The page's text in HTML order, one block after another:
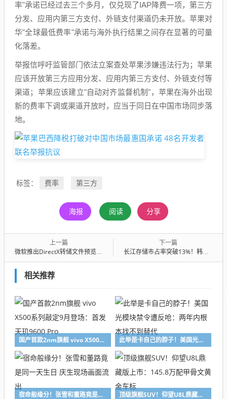
率"承诺已经过去三个多月，仅兑现了IAP降费一项，第三方
分发、应用内第三方支付、外链支付渠道仍未开放。苹果对
华"全球最低费率"承诺与海外执行结果之间存在显著的可量
化落差。
举报信呼吁监管部门依法立案查处苹果涉嫌违法行为；苹果
应该开放第三方应用分发、应用内第三方支付、外链支付等
渠道；苹果应该建立"自动对齐监督机制"，苹果在海外出现
新的费率下调或渠道开放时，应当于同日在中国市场同步落
地。
标签： 费率 第三方
海报 阅读 分享
上一篇
微软推出DirectX转储文件预览版 ：统一诊断英伟达、AMD、英特尔、高通GPU崩溃问题
下一篇
长江存储市占率突破13%！韩国大厂发出警告：中国追兵杀到了
相关推荐
国产首款2nm旗舰 vivo X500系列敲定9月登场：首发天玑9600 Pro 此举是卡自己的脖子！美国光模块禁令遭反呛：两年内根本找不到替代
宿命般缘分！张雪和董路竟是同一天生日 庆生现场画面流出 顶级旗舰SUV！仰望U8L鼎藏版上市：145.8万配甲骨文黄金车标